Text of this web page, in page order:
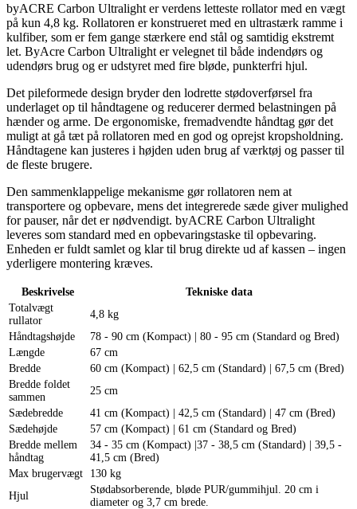
byACRE Carbon Ultralight er verdens letteste rollator med en vægt
på kun 4,8 kg. Rollatoren er konstrueret med en ultrastærk ramme i
kulfiber, som er fem gange stærkere end stål og samtidig ekstremt
let. ByAcre Carbon Ultralight er velegnet til både indendørs og
udendørs brug og er udstyret med fire bløde, punkterfri hjul.
Det pileformede design bryder den lodrette stødoverførsel fra
underlaget op til håndtagene og reducerer dermed belastningen på
hænder og arme. De ergonomiske, fremadvendte håndtag gør det
muligt at gå tæt på rollatoren med en god og oprejst kropsholdning.
Håndtagene kan justeres i højden uden brug af værktøj og passer til
de fleste brugere.
Den sammenklappelige mekanisme gør rollatoren nem at
transportere og opbevare, mens det integrerede sæde giver mulighed
for pauser, når det er nødvendigt. byACRE Carbon Ultralight
leveres som standard med en opbevaringstaske til opbevaring.
Enheden er fuldt samlet og klar til brug direkte ud af kassen – ingen
yderligere montering kræves.
Beskrivelse
Tekniske data
Totalvægt
rullator
4,8 kg
Håndtagshøjde
78 - 90 cm (Kompact) | 80 - 95 cm (Standard og Bred)
Længde
67 cm
Bredde
60 cm (Kompact) | 62,5 cm (Standard) | 67,5 cm (Bred)
Bredde foldet
sammen
25 cm
Sædebredde
41 cm (Kompact) | 42,5 cm (Standard) | 47 cm (Bred)
Sædehøjde
57 cm (Kompact) | 61 cm (Standard og Bred)
Bredde mellem
håndtag
34 - 35 cm (Kompact) |37 - 38,5 cm (Standard) | 39,5 -
41,5 cm (Bred)
Max brugervægt
130 kg
Hjul
Stødabsorberende, bløde PUR/gummihjul. 20 cm i
diameter og 3,7 cm brede.